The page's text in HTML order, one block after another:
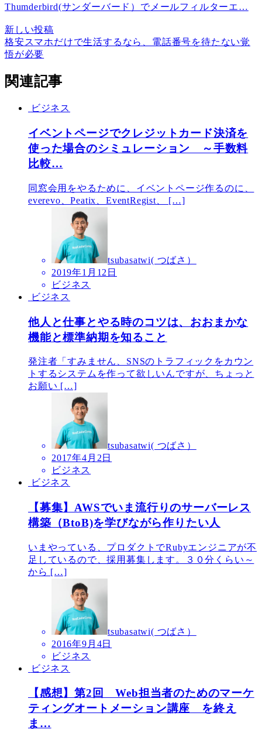
Thumderbird(サンダーバード）でメールフィルターエ…
新しい投稿
格安スマホだけで生活するなら、電話番号を待たない覚
悟が必要
関連記事
ビジネス
イベントページでクレジットカード決済を
使った場合のシミュレーション ～手数料
比較…
同窓会用をやるために、イベントページ作るのに、
everevo、Peatix、EventRegist、 […]
tsubasatwi( つばさ）
2019年1月12日
ビジネス
ビジネス
他人と仕事とやる時のコツは、おおまかな
機能と標準納期を知ること
発注者「すみません、SNSのトラフィックをカウン
トするシステムを作って欲しいんですが、ちょっと
お願い […]
tsubasatwi( つばさ）
2017年4月2日
ビジネス
ビジネス
【募集】AWSでいま流行りのサーバーレス
構築（BtoB)を学びながら作りたい人
いまやっている、プロダクトでRubyエンジニアが不
足しているので、採用募集します。３０分くらい～
から […]
tsubasatwi( つばさ）
2016年9月4日
ビジネス
ビジネス
【感想】第2回 Web担当者のためのマーケ
ティングオートメーション講座 を終え
ま…